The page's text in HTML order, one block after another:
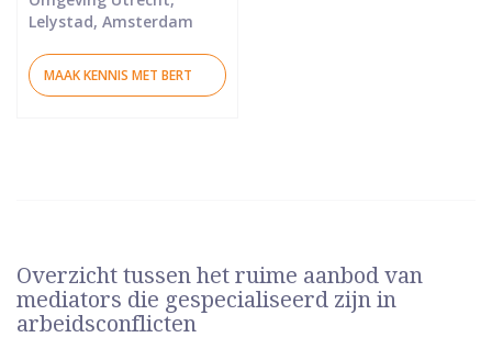
Lelystad, Amsterdam
MAAK KENNIS MET BERT
Overzicht tussen het ruime aanbod van
mediators die gespecialiseerd zijn in
arbeidsconflicten